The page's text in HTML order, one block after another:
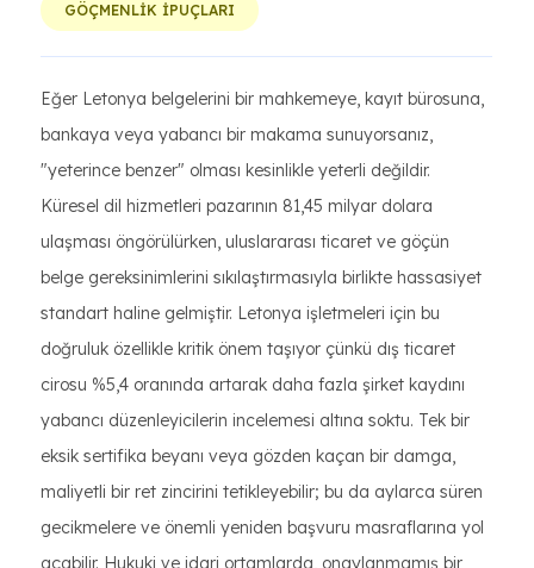
GÖÇMENLİK İPUÇLARI
Eğer Letonya belgelerini bir mahkemeye, kayıt bürosuna,
bankaya veya yabancı bir makama sunuyorsanız,
"yeterince benzer" olması kesinlikle yeterli değildir.
Küresel dil hizmetleri pazarının 81,45 milyar dolara
ulaşması öngörülürken, uluslararası ticaret ve göçün
belge gereksinimlerini sıkılaştırmasıyla birlikte hassasiyet
standart haline gelmiştir. Letonya işletmeleri için bu
doğruluk özellikle kritik önem taşıyor çünkü dış ticaret
cirosu %5,4 oranında artarak daha fazla şirket kaydını
yabancı düzenleyicilerin incelemesi altına soktu. Tek bir
eksik sertifika beyanı veya gözden kaçan bir damga,
maliyetli bir ret zincirini tetikleyebilir; bu da aylarca süren
gecikmelere ve önemli yeniden başvuru masraflarına yol
açabilir. Hukuki ve idari ortamlarda, onaylanmamış bir